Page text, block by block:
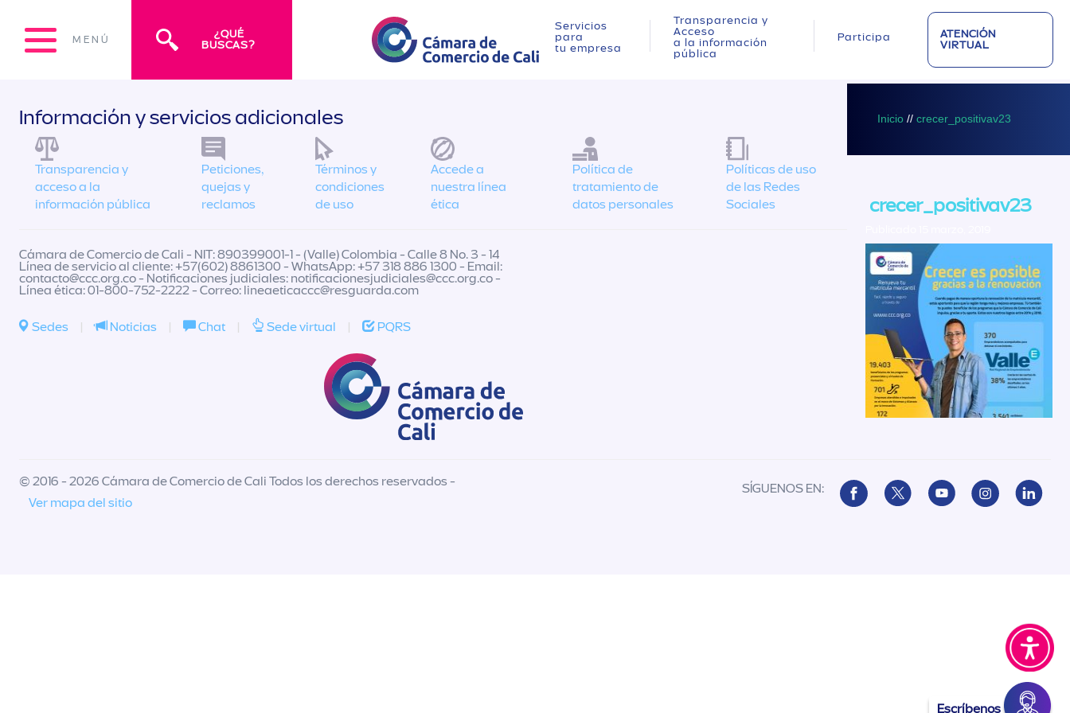
MENÚ
¿QUÉ
BUSCAS?
Servicios
para
tu empresa
Transparencia y
Acceso
a la información
pública
Participa
ATENCIÓN
VIRTUAL
Inicio // crecer_positivav23
crecer_positivav23
Escríbenos
Información y servicios adicionales
Transparencia y
acceso a la
información pública
Peticiones,
quejas y
reclamos
Términos y
condiciones
de uso
Accede a
nuestra línea
ética
Política de
tratamiento de
datos personales
Políticas de uso
de las Redes
Sociales
Cámara de Comercio de Cali - NIT: 890399001-1 - (Valle) Colombia - Calle 8 No. 3 - 14
Línea de servicio al cliente: +57(602) 8861300 - WhatsApp: +57 318 886 1300 - Email:
contacto@ccc.org.co- Notificaciones judiciales: notificacionesjudiciales@ccc.org.co-
Línea ética: 01-800-752-2222 - Correo: lineaeticaccc@resguarda.com
Sedes | Noticias | Chat | Sede virtual | PQRS
© 2016 - 2026 Cámara de Comercio de Cali Todos los derechos reservados -
Ver mapa del sitio
SÍGUENOS EN: